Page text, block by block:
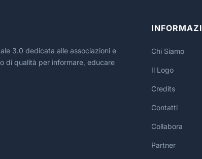
3.0 dedicata alle associazioni e
di qualità per informare, educare
Chi Siamo
Il Logo
Credits
Contatti
Collabora
Partner